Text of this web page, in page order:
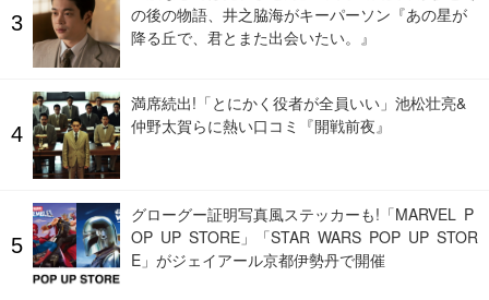
の後の物語、井之脇海がキーパーソン『あの星が
降る丘で、君とまた出会いたい。』
満席続出!「とにかく役者が全員いい」池松壮亮&
仲野太賀らに熱い口コミ『開戦前夜』
グローグー証明写真風ステッカーも!「MARVEL P
OP UP STORE」「STAR WARS POP UP STOR
E」がジェイアール京都伊勢丹で開催